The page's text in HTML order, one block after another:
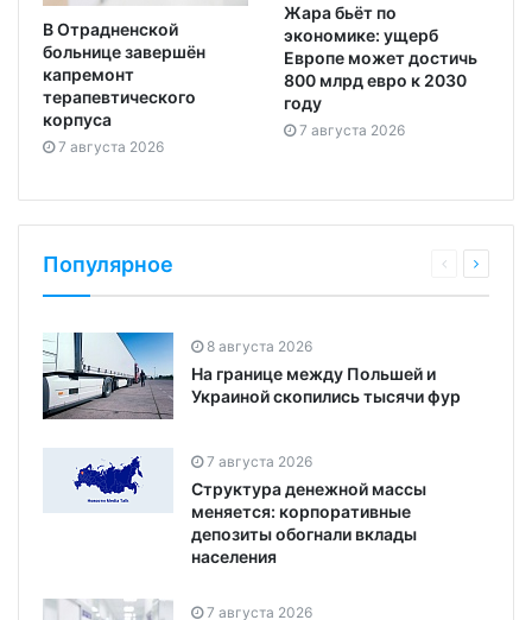
В Отрадненской
больнице завершён
капремонт
терапевтического
корпуса
7 августа 2026
Жара бьёт по
экономике: ущерб
Европе может достичь
800 млрд евро к 2030
году
7 августа 2026
Популярное
8 августа 2026
На границе между Польшей и
Украиной скопились тысячи фур
7 августа 2026
Структура денежной массы
меняется: корпоративные
депозиты обогнали вклады
населения
7 августа 2026